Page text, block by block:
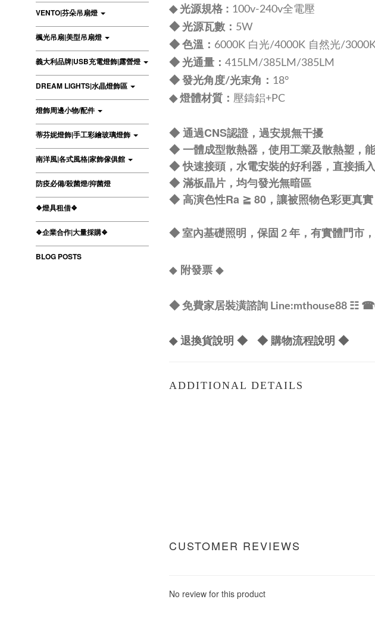
VENTO|芬朵吊扇燈
楓光吊扇|美型吊扇燈
義大利品牌|USB充電燈飾|露營燈
DREAM LIGHTS|水晶燈飾區
燈飾周邊小物/配件
蒂芬妮燈飾|手工彩繪玻璃燈飾
南洋風|各式風格|家飾傢俱館
防疫必備/殺菌燈/抑菌燈
❖燈具租借❖
❖企業合作|大量採購❖
BLOG POSTS
◆ 光源規格 : 100v-240v全電壓
◆ 光源瓦數 ： 5W
◆ 色溫 ： 6000K 白光/4000K 自然光/
◆ 光通量 ： 415LM/385LM/385LM
◆ 發光角度/光束角 ： 18°
◆ 燈體材質： 壓鑄鋁+PC
◆ 通過CNS認證，過安規無干擾
◆ 一體成型散熱器，使用工業及散熱塑，
◆ 快速接頭，水電安裝的好利器，直接插
◆ 滿板晶片，均勻發光無暗區
◆ 高演色性Ra ≧ 80，讓被照物色彩更真實
◆ 室內基礎照明，保固 2 年，有實體門市
◆ 附發票◆
◆ 免費家居裝潢諮詢 Line:mthouse88 ☷ ☎
◆ 退換貨說明 ◆ ◆ 購物流程說明 ◆
ADDITIONAL DETAILS
CUSTOMER REVIEWS
No review for this product